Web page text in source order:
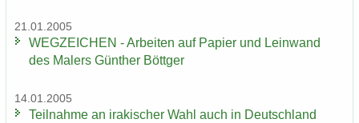
21.01.2005
WEG­ZEI­CHEN - Ar­bei­ten auf Pa­pier und Lein­wand
des Ma­lers Gün­ther Bött­ger
14.01.2005
Teil­nah­me an ira­ki­scher Wahl auch in Deutsch­land